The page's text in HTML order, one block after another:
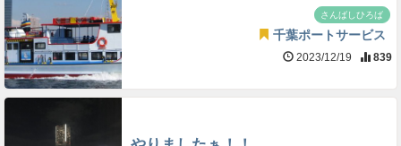
さんばしひろば
千葉ポートサービス
2023/12/19 839